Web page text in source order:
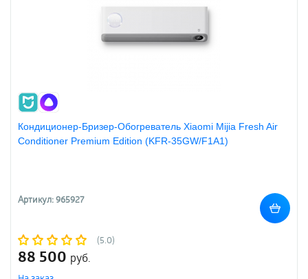
Кондиционер-Бризер-Обогреватель Xiaomi Mijia Fresh Air
Conditioner Premium Edition (KFR-35GW/F1A1)
Артикул: 965927
(5.0)
88 500 руб.